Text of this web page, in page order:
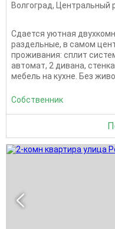
Волгоград, Центральный
Сдается уютная
раздельные, в самом
проживания: сплит
автомат, 2 дивана,
мебель на кухне. Без
Собственник